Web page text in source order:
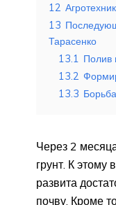
12
13
Тарасенко
13.1 Полив
13.2
13.3
Через 2
грунт. К этому
развита
почву. Кроме